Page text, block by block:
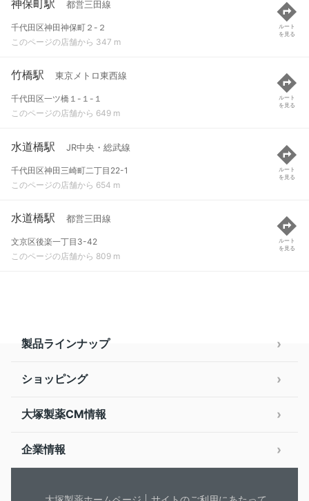
神保町駅 都営三田線
千代田区神田神保町２-２
このページの店舗から 347 m
ルート
を見る
竹橋駅 東京メトロ東西線
千代田区一ツ橋１-１-１
このページの店舗から 649 m
ルート
を見る
水道橋駅 JR中央・総武線
千代田区神田三崎町二丁目22-1
このページの店舗から 654 m
ルート
を見る
水道橋駅 都営三田線
文京区後楽一丁目3-42
このページの店舗から 809 m
ルート
を見る
製品ラインナップ
ショッピング
大塚製薬CM情報
企業情報